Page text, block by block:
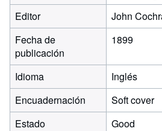
Editor
John
Fecha de
publicación
1899
Idioma
Inglés
Encuadernación
Soft cover
Estado
Good